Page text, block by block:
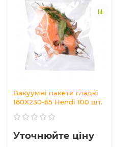
Вакуумні пакети гладкі
160X230-65 Hendi 100 шт.
Уточнюйте ціну